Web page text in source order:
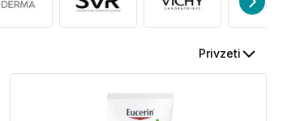
Privzeti